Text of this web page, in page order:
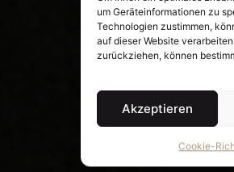
um Geräteinformationen zu
Technologien zustimmen,
auf dieser Website
zurückziehen, können
Akzeptieren
Cookie-